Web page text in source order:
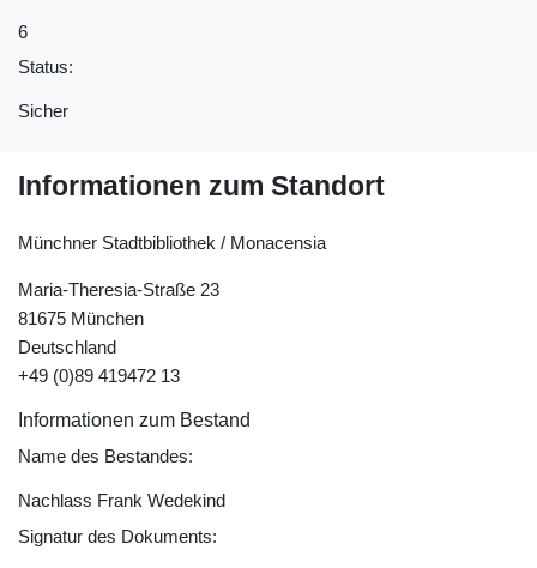
6
Status:
Sicher
Informationen zum Standort
Münchner Stadtbibliothek / Monacensia
Maria-Theresia-Straße 23
81675 München
Deutschland
+49 (0)89 419472 13
Informationen zum Bestand
Name des Bestandes:
Nachlass Frank Wedekind
Signatur des Dokuments: